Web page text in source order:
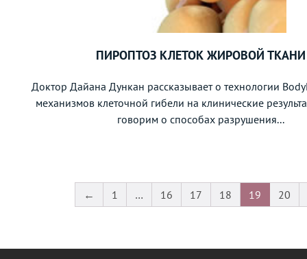
ПИРОПТОЗ КЛЕТОК ЖИРОВОЙ ТКАНИ
Доктор Дайана Дункан рассказывает о технологии
механизмов клеточной гибели на клинические
говорим о способах разрушения...
← 1 … 16 17 18 19 20